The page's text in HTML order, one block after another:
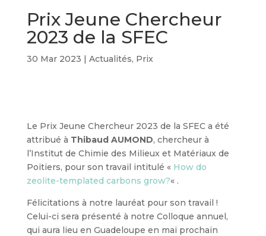
Prix Jeune Chercheur
2023 de la SFEC
30 Mar 2023 Actualités, Prix
Le Prix Jeune Chercheur 2023 de la SFEC a été
attribué à Thibaud AUMOND, chercheur à
l’Institut de Chimie des Milieux et Matériaux de
Poitiers, pour son travail intitulé « How do
zeolite-templated carbons grow?« .
Félicitations à notre lauréat pour son travail !
Celui-ci sera présenté à notre Colloque annuel,
qui aura lieu en Guadeloupe en mai prochain